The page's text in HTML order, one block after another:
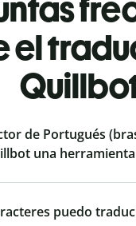
el
de Portugués
una
puedo